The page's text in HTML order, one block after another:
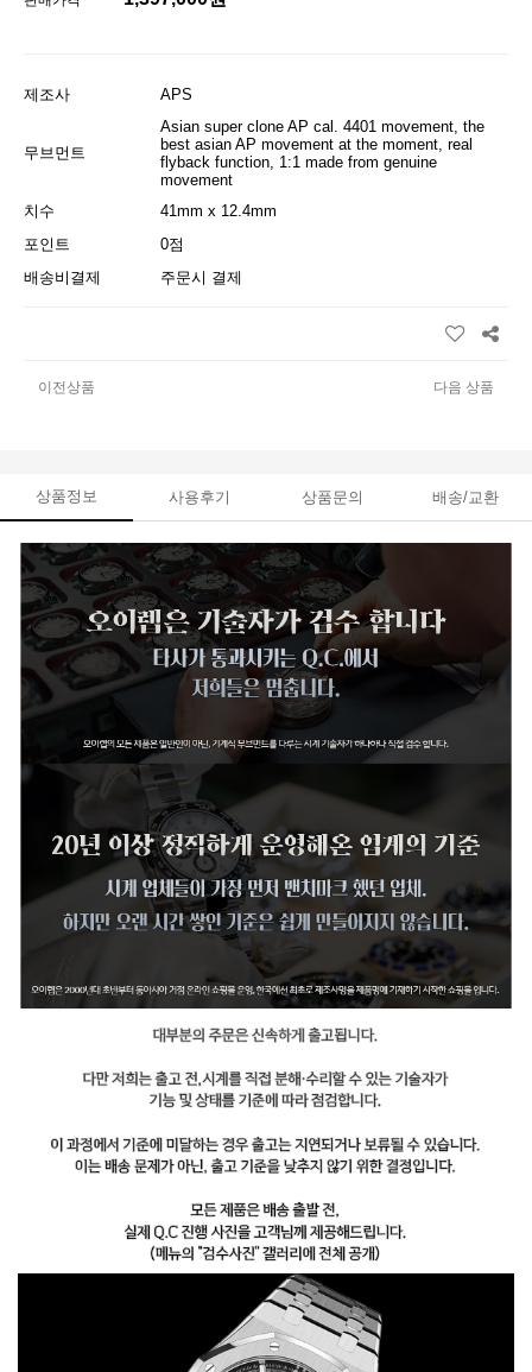
제조사 APS
무브먼트
Asian super clone AP cal. 4401 movement, the
best asian AP movement at the moment, real
flyback function, 1:1 made from genuine
movement
치수
41mm x 12.4mm
포인트
0점
배송비결제
주문시 결제
이전상품 다음 상품
상품정보 사용후기 상품문의 배송/교환